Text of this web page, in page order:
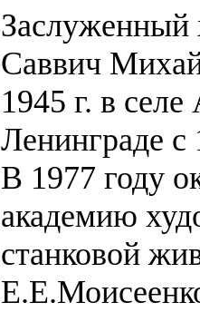
Заслуженный
Саввич
1945 г. в
Ленинграде с
В 1977 году
академию
станковой